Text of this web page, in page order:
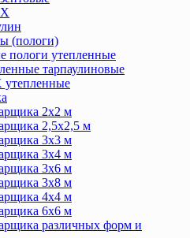
(пологи)
пологи утепленные
тарпаулиновые
2х2 м
2,5х2,5 м
3х3 м
3х4 м
3х6 м
3х8 м
4х4 м
6х6 м
различных форм и